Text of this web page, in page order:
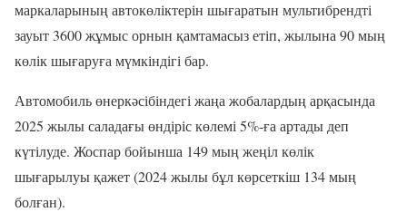
маркаларының автокөліктерін шығаратын мультибрендті
зауыт 3600 жұмыс орнын қамтамасыз етіп, жылына 90 мың
көлік шығаруға мүмкіндігі бар.
Автомобиль өнеркәсібіндегі жаңа жобалардың арқасында
2025 жылы саладағы өндіріс көлемі 5%-ға артады деп
күтілуде. Жоспар бойынша 149 мың жеңіл көлік
шығарылуы қажет (2024 жылы бұл көрсеткіш 134 мың
болған).